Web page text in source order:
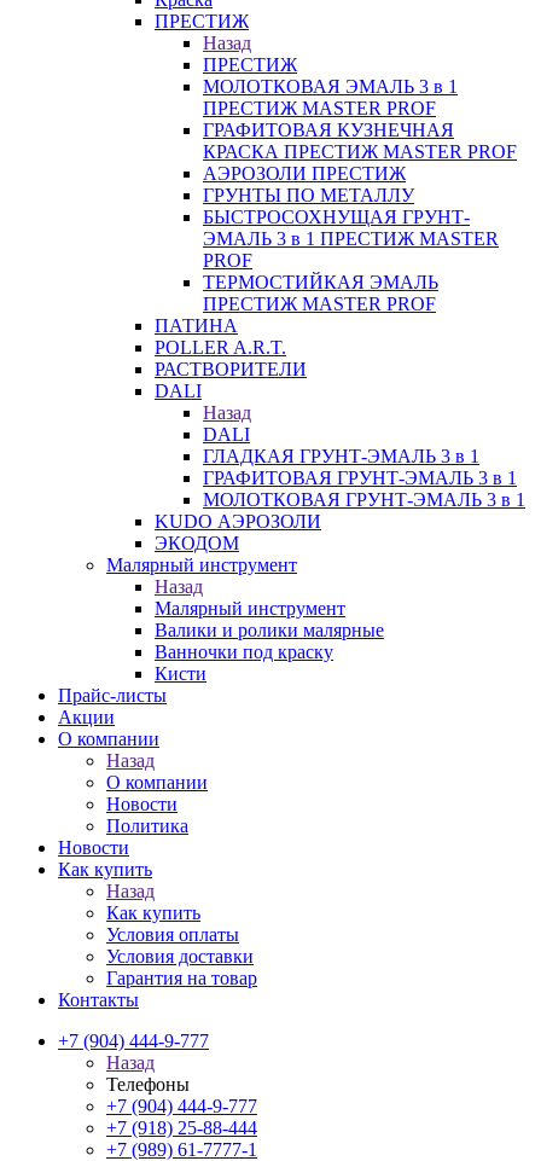
ПРЕСТИЖ
Назад
ПРЕСТИЖ
МОЛОТКОВАЯ ЭМАЛЬ 3 в 1
ПРЕСТИЖ MASTER PROF
ГРАФИТОВАЯ КУЗНЕЧНАЯ
КРАСКА ПРЕСТИЖ MASTER PROF
АЭРОЗОЛИ ПРЕСТИЖ
ГРУНТЫ ПО МЕТАЛЛУ
БЫСТРОСОХНУЩАЯ ГРУНТ-
ЭМАЛЬ 3 в 1 ПРЕСТИЖ MASTER
PROF
ТЕРМОСТИЙКАЯ ЭМАЛЬ
ПРЕСТИЖ MASTER PROF
ПАТИНА
POLLER A.R.T.
РАСТВОРИТЕЛИ
DALI
Назад
DALI
ГЛАДКАЯ ГРУНТ-ЭМАЛЬ 3 в 1
ГРАФИТОВАЯ ГРУНТ-ЭМАЛЬ 3 в 1
МОЛОТКОВАЯ ГРУНТ-ЭМАЛЬ 3 в 1
KUDO АЭРОЗОЛИ
ЭКОДОМ
Малярный инструмент
Назад
Малярный инструмент
Валики и ролики малярные
Ванночки под краску
Кисти
Прайс-листы
Акции
О компании
Назад
О компании
Новости
Политика
Новости
Как купить
Назад
Как купить
Условия оплаты
Условия доставки
Гарантия на товар
Контакты
+7 (904) 444-9-777
Назад
Телефоны
+7 (904) 444-9-777
+7 (918) 25-88-444
+7 (989) 61-7777-1